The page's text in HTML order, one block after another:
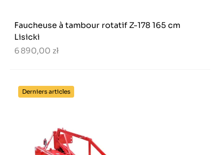
Faucheuse à tambour rotatif Z-178 165 cm
Lisicki
6 890,00 zł
Derniers articles